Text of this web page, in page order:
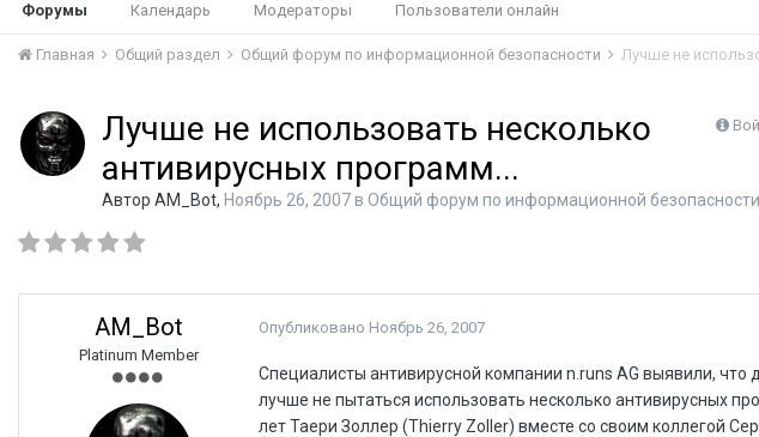
Форумы Календарь Модераторы Пользователи онлайн
Главная Общий раздел Общий форум по информационной безопасности Лучше не
Лучше не использовать несколько
антивирусных программ...
Автор AM_Bot, Ноябрь 26, 2007в Общий форум по информационной безопасности
AM_Bot
Platinum Member
Опубликовано Ноябрь 26, 2007
Специалисты антивирусной компании n.runs AG выявили,
лучше не пытаться использовать несколько антивирусных
лет Таери Золлер (Thierry Zoller) вместе со своим коллегой